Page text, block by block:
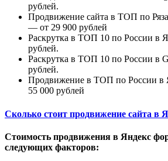
рублей.
Продвижение сайта в ТОП по
— от 29 900 рублей
Раскрутка в ТОП 10 по России в
рублей.
Раскрутка в ТОП 10 по России в
рублей.
Продвижение в ТОП по России в
55 000 рублей
Сколько стоит продвижение сайта в
Стоимость продвижения в Яндекс
следующих факторов: